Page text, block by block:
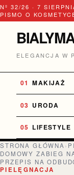
Nº 32/26 · 7
PISMO O
ELEGANCJA W
MAKIJAŻ
URODA
LIFESTYLE
STRONA GŁÓWNA›
DOMOWY ZABIEG
PRZEPIS NA
PIELĘGNACJA